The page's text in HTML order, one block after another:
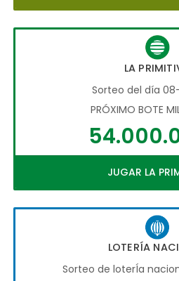
LA
Sorteo del día
PRÓXIMO BOTE
JUGAR LA
LOTERÍA
Sorteo de loterÍa